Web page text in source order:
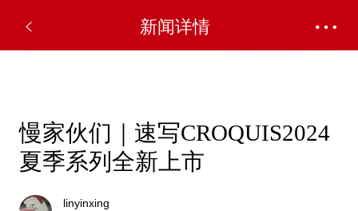
新闻详情
慢家伙们｜速写CROQUIS2024
夏季系列全新上市
linyinxing